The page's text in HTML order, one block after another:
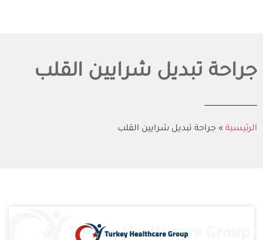
جراحة تبديل شرايين القلب
الرئيسية » جراحة تبديل شرايين القلب